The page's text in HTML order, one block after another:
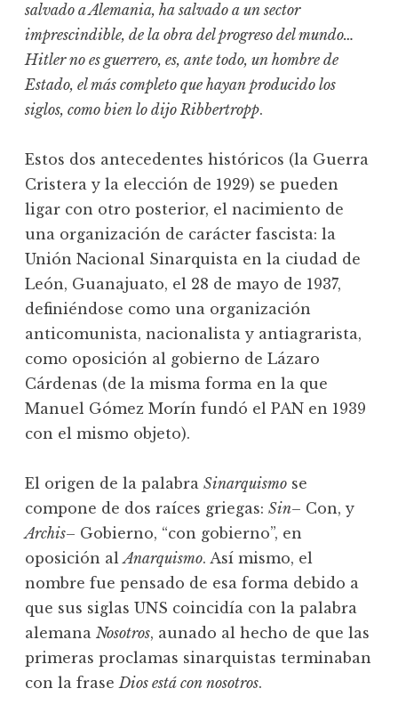
salvado a Alemania, ha salvado a un sector
imprescindible, de la obra del progreso del mundo…
Hitler no es guerrero, es, ante todo, un hombre de
Estado, el más completo que hayan producido los
siglos, como bien lo dijo Ribbertropp.
Estos dos antecedentes históricos (la Guerra
Cristera y la elección de 1929) se pueden
ligar con otro posterior, el nacimiento de
una organización de carácter fascista: la
Unión Nacional Sinarquista en la ciudad de
León, Guanajuato, el 28 de mayo de 1937,
definiéndose como una organización
anticomunista, nacionalista y antiagrarista,
como oposición al gobierno de Lázaro
Cárdenas (de la misma forma en la que
Manuel Gómez Morín fundó el PAN en 1939
con el mismo objeto).
El origen de la palabra Sinarquismo se
compone de dos raíces griegas: Sin– Con, y
Archis– Gobierno, “con gobierno”, en
oposición alAnarquismo. Así mismo, el
nombre fue pensado de esa forma debido a
que sus siglas UNS coincidía con la palabra
alemana Nosotros, aunado al hecho de que las
primeras proclamas sinarquistas terminaban
con la fraseDios está con nosotros.